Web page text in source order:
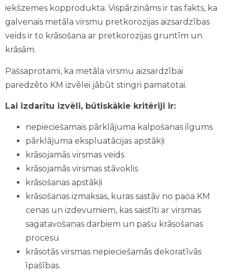
iekšzemes kopprodukta. Vispārzināms ir tas fakts, ka
galvenais metāla virsmu pretkorozijas aizsardzības
veids ir to krāsošana ar pretkorozijas gruntīm un
krāsām.
Pašsaprotami, ka metāla virsmu aizsardzībai
paredzēto KM izvēlei jābūt stingri pamatotai.
Lai izdarītu izvēli, būtiskākie kritēriji ir:
nepieciešamais pārklājuma kalpošanas ilgums
pārklājuma ekspluatācijas apstākļi
krāsojamās virsmas veids
krāsojamās virsmas stāvoklis
krāsošanas apstākļi
krāsošanas izmaksas, kuras sastāv no paöa KM
cenas un izdevumiem, kas saistīti ar virsmas
sagatavošanas darbiem un pašu krāsošanas
procesu
krāsotās virsmas nepieciešamās dekoratīvās
īpašības.